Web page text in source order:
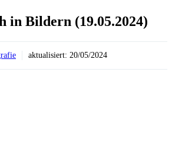
in Bildern (19.05.2024)
aktualisiert: 20/05/2024